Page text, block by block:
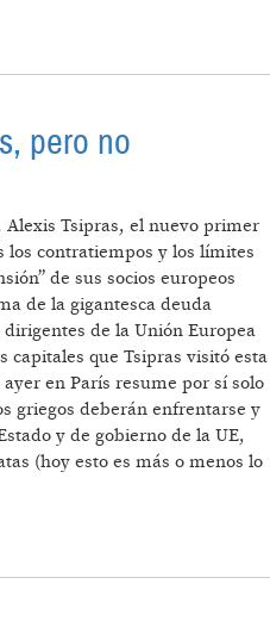
pero no
Tsipras, el nuevo primer
los contratiempos y los límites
de sus socios europeos
de la gigantesca deuda
de la Unión Europea
capitales que Tsipras visitó esta
en París resume por sí solo
griegos deberán enfrentarse y
y de gobierno de la UE,
(hoy esto es más o menos lo